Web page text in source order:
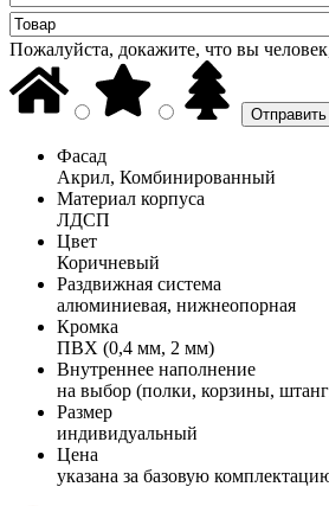
Пожалуйста, докажите, что вы
Фасад
Акрил, Комбинированный
Материал корпуса
ЛДСП
Цвет
Коричневый
Раздвижная система
алюминиевая, нижнеопорная
Кромка
ПВХ (0,4 мм, 2 мм)
Внутреннее наполнение
на выбор (полки, корзины,
Размер
индивидуальный
Цена
указана за базовую